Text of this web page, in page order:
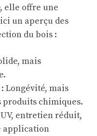
, elle offre une
un aperçu des
du bois :
mais
: Longévité, mais
produits chimiques.
entretien réduit,
application